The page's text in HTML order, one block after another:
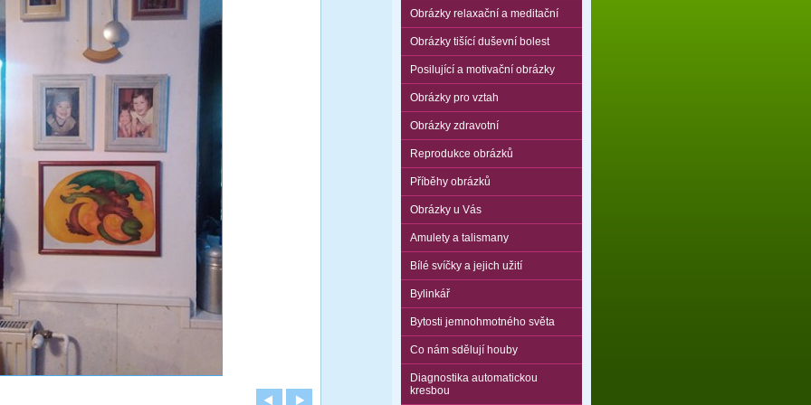
Obrázky relaxační a meditační
Obrázky tišící duševní bolest
Posilující a motivační obrázky
Obrázky pro vztah
Obrázky zdravotní
Reprodukce obrázků
Příběhy obrázků
Obrázky u Vás
Amulety a talismany
Bílé svíčky a jejich užití
Bylinkář
Bytosti jemnohmotného světa
Co nám sdělují houby
Diagnostika automatickou
kresbou